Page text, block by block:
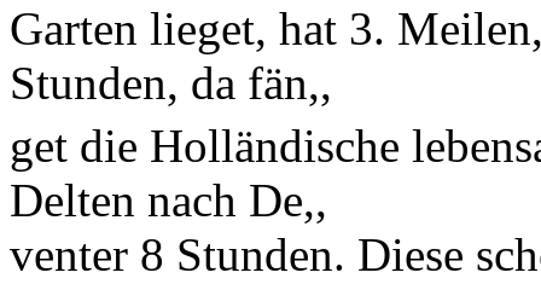
Garten lieget, hat 3.
Stunden, da fän,,
get die Holländische
Delten nach De,,
venter 8 Stunden. Diese